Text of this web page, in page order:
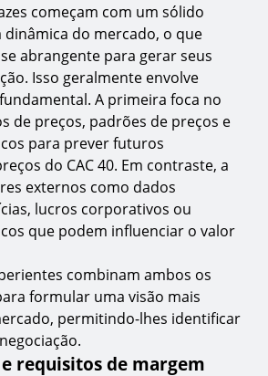
começam com um sólido
do mercado, o que
abrangente para gerar seus
Isso geralmente envolve
A primeira foca no
de preços, padrões de preços e
para prever futuros
do CAC 40. Em contraste, a
externos como dados
lucros corporativos ou
que podem influenciar o valor
combinam ambos os
formular uma visão mais
permitindo-lhes identificar
requisitos de margem